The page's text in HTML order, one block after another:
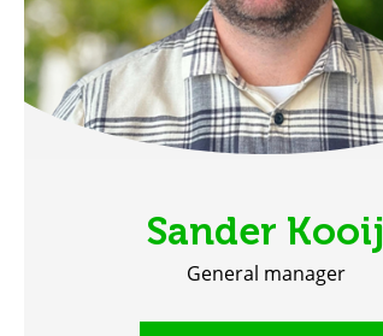
Sander Kooij
General manager